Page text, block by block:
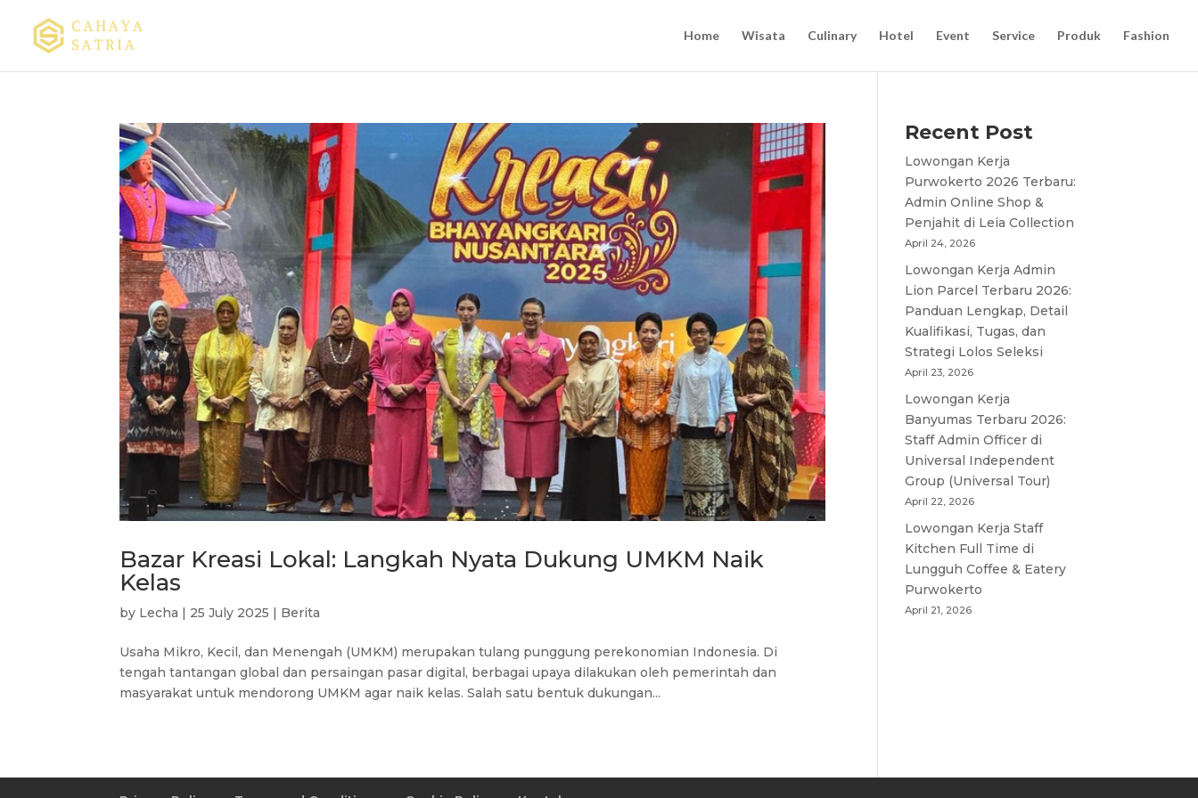
Home Wisata Culinary Hotel Event Service Produk Fashion
Bazar Kreasi Lokal: Langkah Nyata Dukung UMKM Naik
Kelas
by Lecha | 25 July 2025 | Berita
Usaha Mikro, Kecil, dan Menengah (UMKM) merupakan tulang punggung perekonomian Indonesia. Di
tengah tantangan global dan persaingan pasar digital, berbagai upaya dilakukan oleh pemerintah dan
masyarakat untuk mendorong UMKM agar naik kelas. Salah satu bentuk dukungan...
Recent Post
Lowongan Kerja
Purwokerto 2026 Terbaru:
Admin Online Shop &
Penjahit di Leia Collection
April 24, 2026
Lowongan Kerja Admin
Lion Parcel Terbaru 2026:
Panduan Lengkap, Detail
Kualifikasi, Tugas, dan
Strategi Lolos Seleksi
April 23, 2026
Lowongan Kerja
Banyumas Terbaru 2026:
Staff Admin Officer di
Universal Independent
Group (Universal Tour)
April 22, 2026
Lowongan Kerja Staff
Kitchen Full Time di
Lungguh Coffee & Eatery
Purwokerto
April 21, 2026